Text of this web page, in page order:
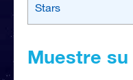
Stars
Muestre